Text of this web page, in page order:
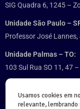
SIG Quadra 6, 1245 –
Unidade São Paulo –
Professor José
Unidade Palmas – TO:
103 Sul Rua SO 11, 47
Unidade Cuiabá – MT:
Rua João Bento, 170
Usamos cookies em
relevante, lembrando